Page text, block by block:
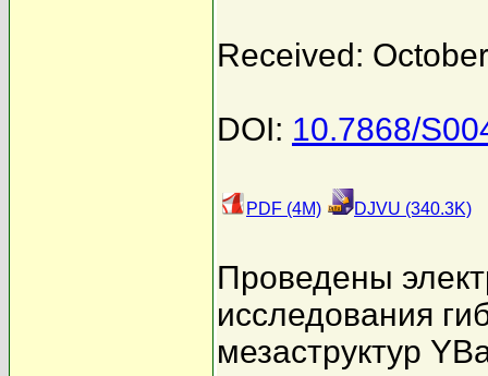
Received:
DOI: 10.7868/
PDF (4M) DJVU (340.3K)
Проведены
исследования
мезаструктур